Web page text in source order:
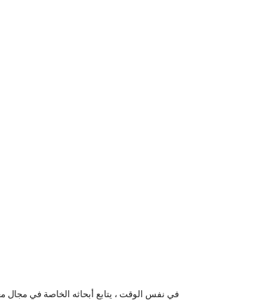
في نفس الوقت ، يتابع أبحاثه الخاصة في مجال